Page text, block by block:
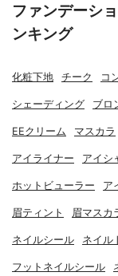
ファンデーシ
ンキング
化粧下地 チーク コ
シェーディング ブロ
EEクリーム マスカラ
アイライナー アイシ
ホットビューラー ア
眉ティント 眉マスカ
ネイルシール ネイル
フットネイルシール